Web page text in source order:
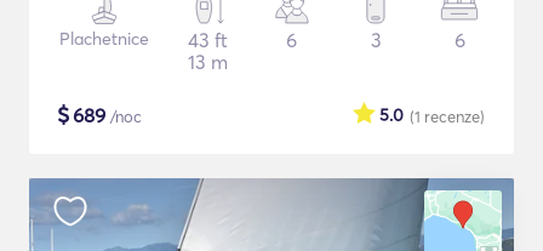
Plachetnice
43 ft
13 m
6 3 6
$689 /noc (1 recenze)
5.0